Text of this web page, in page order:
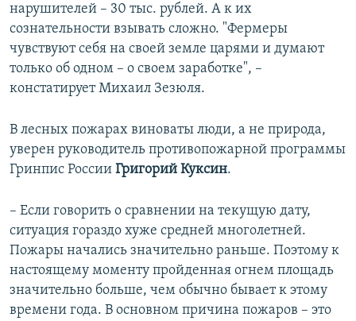
нарушителей – 30 тыс. рублей. А к их
сознательности взывать сложно. "Фермеры
чувствуют себя на своей земле царями и думают
только об одном – о своем заработке", –
констатирует Михаил Зезюля.
В лесных пожарах виноваты люди, а не природа,
уверен руководитель противопожарной программы
Гринпис России Григорий Куксин.
– Если говорить о сравнении на текущую дату,
ситуация гораздо хуже средней многолетней.
Пожары начались значительно раньше. Поэтому к
настоящему моменту пройденная огнем площадь
значительно больше, чем обычно бывает к этому
времени года. В основном причина пожаров – это